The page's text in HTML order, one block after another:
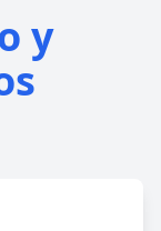
y